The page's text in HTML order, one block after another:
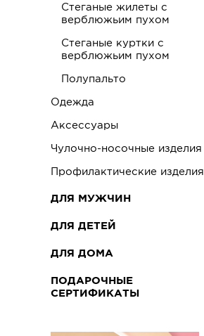
Стеганые жилеты с
верблюжьим пухом
Стеганые куртки с
верблюжьим пухом
Полупальто
Одежда
Аксессуары
Чулочно-носочные изделия
Профилактические изделия
ДЛЯ МУЖЧИН
ДЛЯ ДЕТЕЙ
ДЛЯ ДОМА
ПОДАРОЧНЫЕ
СЕРТИФИКАТЫ